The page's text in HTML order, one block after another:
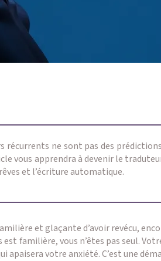
récurrents ne sont pas des
vous apprendra à devenir le
et l’écriture automatique.
et glaçante d’avoir revécu,
familière, vous n’êtes pas seul.
apaisera votre anxiété. C’est une